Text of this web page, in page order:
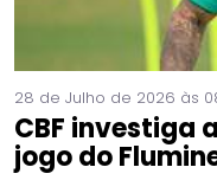
28 de Julho de 2026 às
CBF investiga
jogo do